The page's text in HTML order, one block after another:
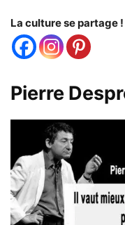
La culture se partage !
Pierre